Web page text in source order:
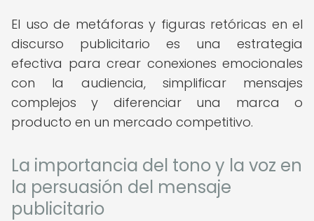
El uso de metáforas y figuras retóricas en el
discurso publicitario es una estrategia
efectiva para crear conexiones emocionales
con la audiencia, simplificar mensajes
complejos y diferenciar una marca o
producto en un mercado competitivo.
La importancia del tono y la voz en
la persuasión del mensaje
publicitario